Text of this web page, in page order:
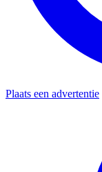
Plaats een advertentie